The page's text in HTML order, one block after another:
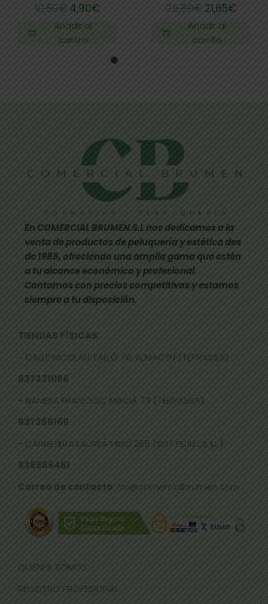
10,50€ 4,90€
Añadir al
carrito
26,80€ 21,65€
Añadir al
carrito
En COMERCIAL BRUMEN.S.L nos dedicamos a la
venta de productos de peluquería y estética des
de 1985, ofreciendo una amplia gama que estén
a tu alcance económico y profesional.
Contamos con precios competitivos y estamos
siempre a tu disposición.
TIENDAS FÍSICAS
- CALLE NICOLAU TALLÓ 70, ALMACÉN (TERRASSA)
937331096
- RAMBLA FRANCESC MACIÀ 73 (TERRASSA)
937359169
- CARRETERA LAUREÀ MIRÓ 285 (SNT FELIU DE LL.)
936666451
Correo de contacto: fm@comercialbrumen.com
QUIÉNES SOMOS
REGISTRO PROFESIONAL